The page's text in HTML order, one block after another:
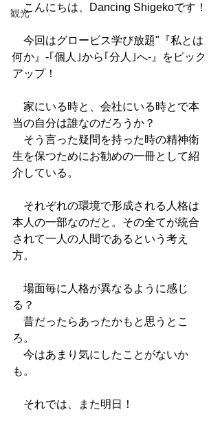
観光
こんにちは、Dancing Shigekoです！
今回はグロービス学び放題"『私とは
何か』-｢個人｣から｢分人｣へ-』をピック
アップ！
家にいる時と、会社にいる時とで本
当の自分は誰なのだろうか？
そう言った疑問を持った時の精神衛
生を保つためにお勧めの一冊として紹
介している。
それぞれの環境で形成される人格は
本人の一部なのだと。その全てが統合
されて一人の人間であるという考え
方。
場面毎に人格が異なるように感じ
る？
昔だったらあったかもと思うとこ
ろ。
今はあまり気にしたことがないか
も。
それでは、また明日！